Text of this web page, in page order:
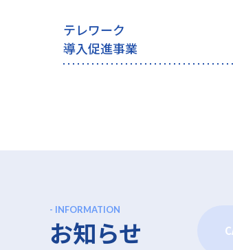
テレワーク
導入促進事業
- INFORMATION
お知らせ